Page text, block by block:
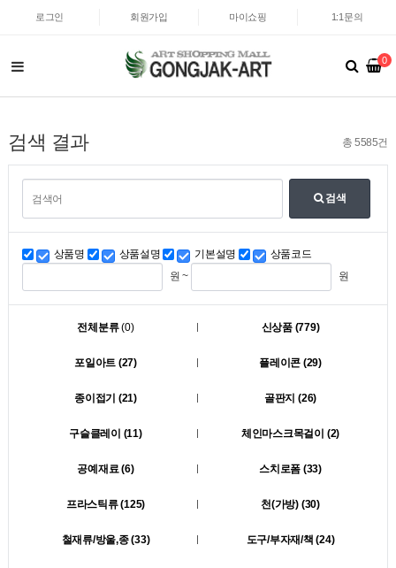
로그인 회원가입 마이쇼핑 1:1문의
0
검색 결과 총 5585건
검색
상품명 상품설명 기본설명
상품코드
원 ~
원
전체분류(0) 신상품 (779)
포일아트 (27) 플레이콘 (29)
종이접기 (21) 골판지 (26)
구슬클레이 (11) 체인마스크목걸이 (2)
공예재료 (6) 스치로폼 (33)
프라스틱류 (125) 천(가방) (30)
철재류/방울,종 (33) 도구/부자재/책 (24)